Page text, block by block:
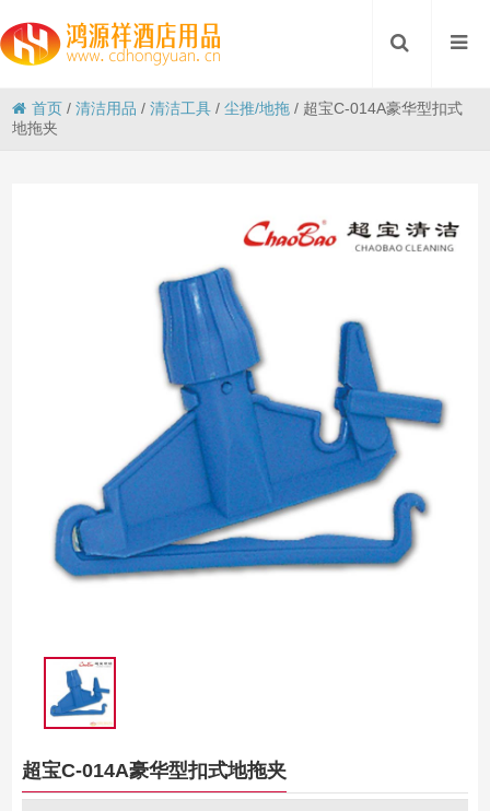
首页 /清洁用品 /清洁工具 /尘推/地拖 / 超宝C-014A豪华型扣式
地拖夹
超宝C-014A豪华型扣式地拖夹